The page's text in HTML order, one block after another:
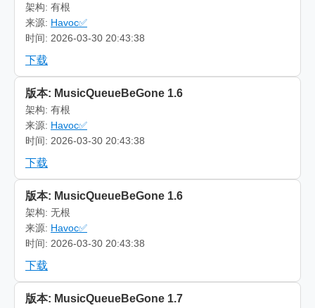
架构: 有根
来源: Havoc✅
时间: 2026-03-30 20:43:38
下载
版本: MusicQueueBeGone 1.6
架构: 有根
来源: Havoc✅
时间: 2026-03-30 20:43:38
下载
版本: MusicQueueBeGone 1.6
架构: 无根
来源: Havoc✅
时间: 2026-03-30 20:43:38
下载
版本: MusicQueueBeGone 1.7